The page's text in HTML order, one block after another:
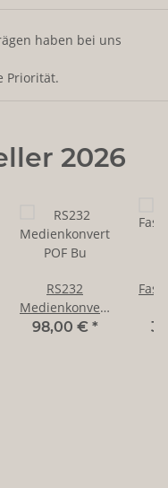
haben bei uns
Priorität.
2026
RS232
Medienkonverter
POF Bu
98,00 € *